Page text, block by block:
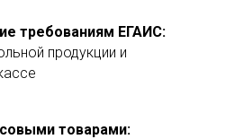
требованиям ЕГАИС:
продукции и
товарами: